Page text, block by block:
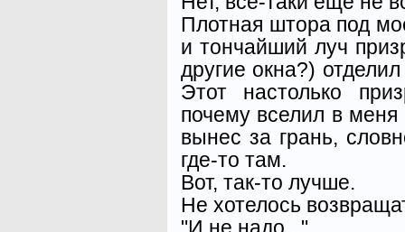
Плотная штора под
и тончайший луч
другие окна?)
Этот настолько
почему вселил в меня
вынес за грань,
где-то там.
Вот, так-то лучше.
Не хотелось